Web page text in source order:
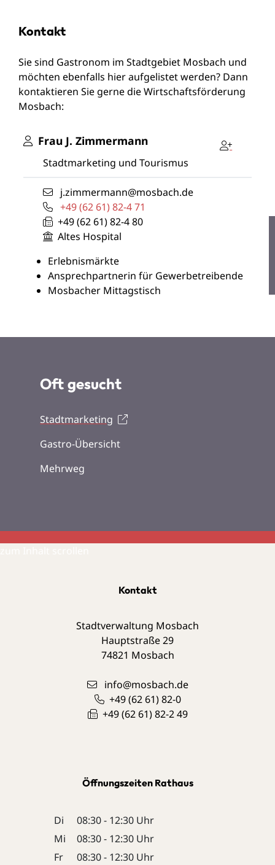
Kontakt
Sie sind Gastronom im Stadtgebiet Mosbach und
möchten ebenfalls hier aufgelistet werden? Dann
kontaktieren Sie gerne die Wirtschaftsförderung
Mosbach:
Frau J. Zimmermann
Stadtmarketing und Tourismus
j.zimmermann@mosbach.de
+49 (62 61) 82-471
+49 (6261) 82-480
Altes Hospital
Erlebnismärkte
Ansprechpartnerin für Gewerbetreibende
Mosbacher Mittagstisch
Oft gesucht
Stadtmarketing
Gastro-Übersicht
Mehrweg
Kontakt
Stadtverwaltung Mosbach
Hauptstraße 29
74821 Mosbach
info@mosbach.de
+49 (62 61) 82-0
+49 (62 61) 82-2 49
Öffnungszeiten Rathaus
Di
08:30 - 12:30 Uhr
Mi
08:30 - 12:30 Uhr
Fr
08:30 - 12:30 Uhr